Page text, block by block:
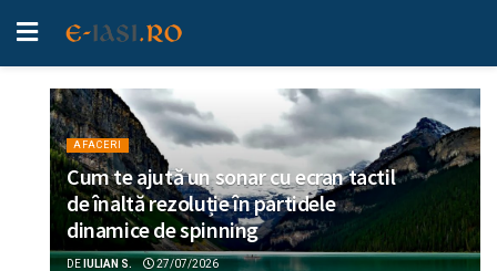
AFACERI
Cum te ajută un sonar cu ecran tactil
de înaltă rezoluție în partidele
dinamice de spinning
DE IULIAN S. 27/07/2026